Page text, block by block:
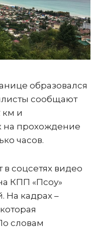
образовался
сообщают
км и
на прохождение
часов.
соцсетях видео
КПП «Псоу»
На кадрах –
словам